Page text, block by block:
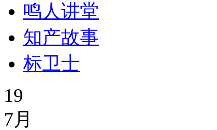
鸣人讲堂
知产故事
标卫士
19
7月